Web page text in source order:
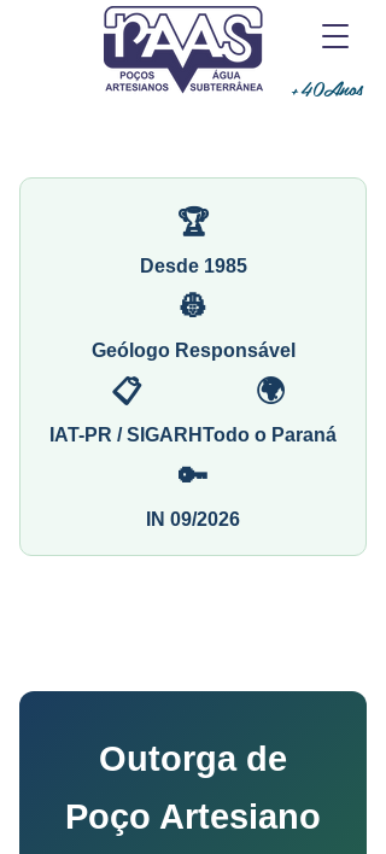
+40Anos
🏆
Desde 1985
👷
Geólogo Responsável
📋
IAT-PR / SIGARH
🌍
Todo o Paraná
🔑
IN 09/2026
Outorga de
Poço Artesiano